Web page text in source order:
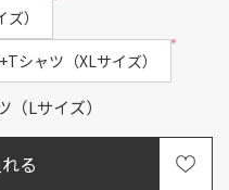
）
シャツ（XLサイズ）
Lサイズ）